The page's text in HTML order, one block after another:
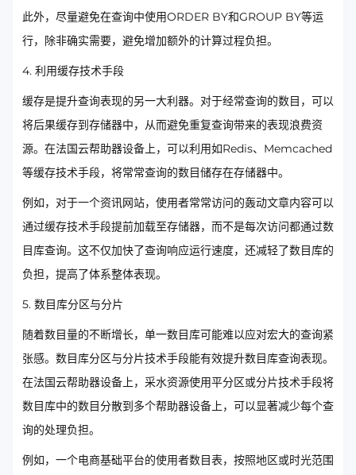
此外，尽量避免在查询中使用ORDER BY和GROUP BY等运
行，除非确实需要，避免增加额外的计算过程负担。
4. 利用缓存技术手段
缓存是提升查询表现的另一大利器。对于经常查询的数目，可以
将后果缓存到存储器中，从而避免重复查询带来的表现浪费资
源。在法国云帮助器设备上，可以利用如Redis、Memcached
等缓存技术手段，将常常查询的数目储存在存储器中。
例如，对于一个资讯网站，使用者常常访问的轰动文章内容可以
通过缓存技术手段提前加载至存储器，而不是每次访问都通过数
目库查询。这不仅加快了查询响应运行速度，还减轻了数目库的
负担，提高了体系整体表现。
5. 数目库分区与分片
随着数目量的不断增长，单一数目库可能难以应对宏大的查询紧
张感。数目库分区与分片技术手段能有效提升数目库查询表现。
在法国云帮助器设备上，采水资源使用平分区或分片技术手段将
数目库中的数目分散到多个帮助器设备上，可以显著减少每个查
询的处理负担。
例如，一个电商基础平台的使用者数目表，按照地区或时光范围